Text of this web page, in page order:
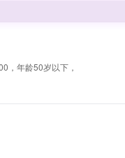
，年龄50岁以下，